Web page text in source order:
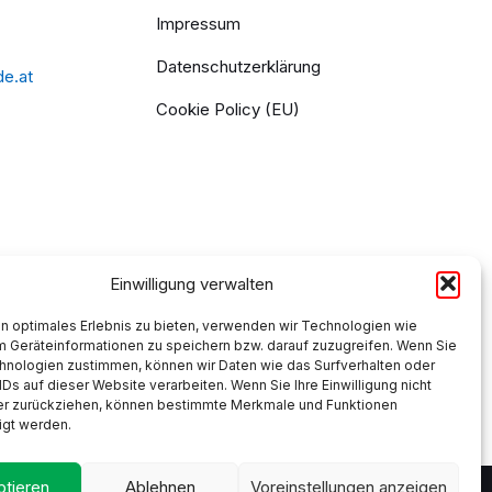
Einwilligung verwalten
optimales Erlebnis zu bieten, verwenden wir Technologien wie
Geräteinformationen zu speichern bzw. darauf zuzugreifen. Wenn Sie
zustimmen, können wir Daten wie das Surfverhalten oder
auf dieser Website verarbeiten. Wenn Sie Ihre Einwilligung nicht
zurückziehen, können bestimmte Merkmale und Funktionen
werden.
Ablehnen Voreinstellungen anzeigen
Impressum
Datenschutzerklärung
Cookie Policy (EU)